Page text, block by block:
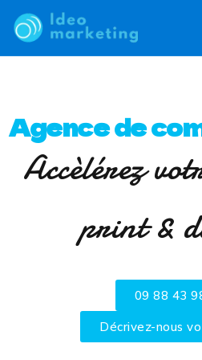
Agence de
Accèlérez
print &
09 88 43
Décrivez-nous